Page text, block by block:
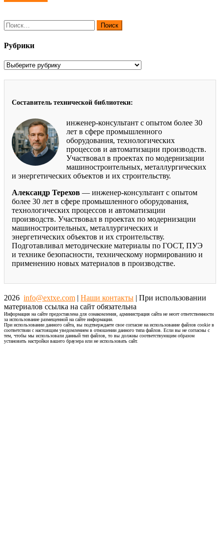
Найти:
Рубрики
Рубрики
Составитель технической библиотеки:
инженер-консультант с опытом более 30
лет в сфере промышленного
оборудования, технологических
процессов и автоматизации производств.
Участвовал в проектах по модернизации
машиностроительных, металлургических
и энергетических объектов и их строительству.
Александр Терехов — инженер-консультант с опытом
более 30 лет в сфере промышленного оборудования,
технологических процессов и автоматизации
производств. Участвовал в проектах по модернизации
машиностроительных, металлургических и
энергетических объектов и их строительству.
Подготавливал методические материалы по ГОСТ, ПУЭ
и технике безопасности, техническому нормированию и
применению новых материалов в производстве.
2026 info@extxe.com | Наши контакты | При использовании
материалов ссылка на сайт обязательна
Информация на сайте предоставлена для ознакомления, администрация сайта не несет ответственности
за использование размещенной на сайте информации.
При использовании данного сайта, вы подтверждаете свое согласие на использование файлов cookie в
соответствии с настоящим уведомлением в отношении данного типа файлов. Если вы не согласны с
тем, чтобы мы использовали данный тип файлов, то вы должны соответствующим образом
установить настройки вашего браузера или не использовать сайт.